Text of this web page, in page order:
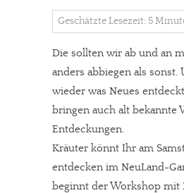
Geschätzte Lesezeit: 5
Die sollten wir ab und an
anders abbiegen als sonst.
wieder was Neues
bringen auch alt bekannte
Entdeckungen.
Kräuter könnt Ihr am
entdecken im NeuLand-
beginnt der Workshop mit